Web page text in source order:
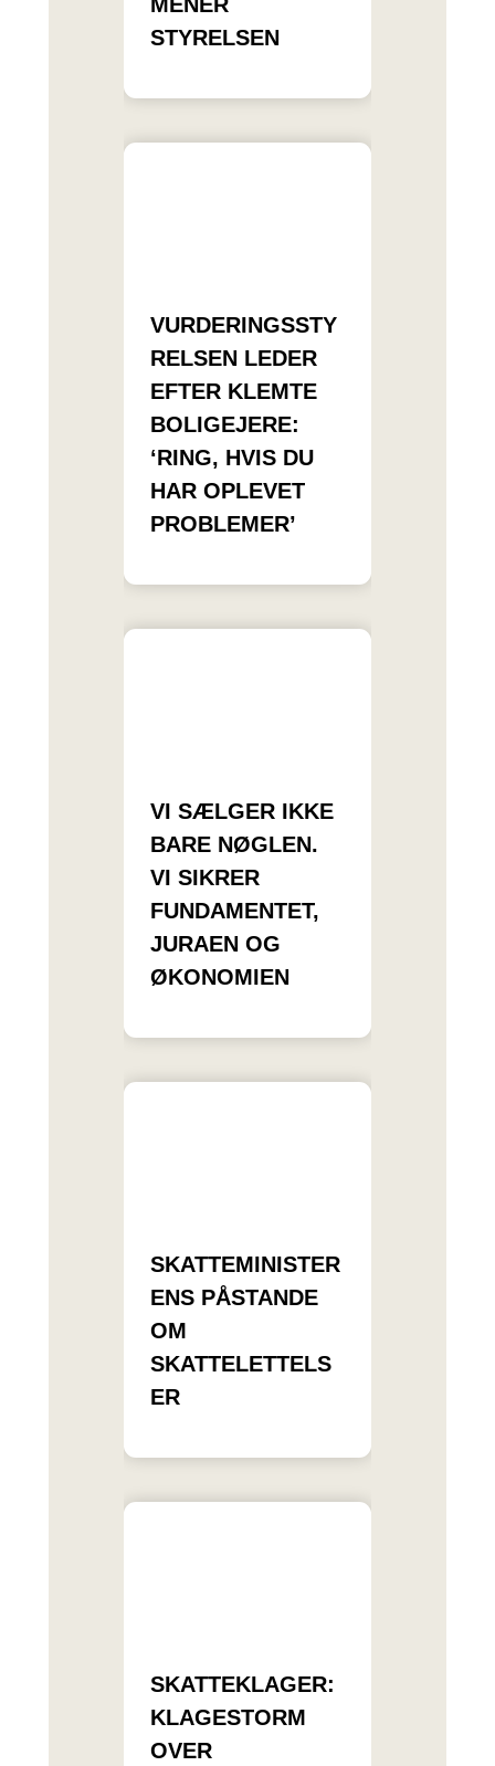
STYRELSEN
VURDERINGSSTY
RELSEN LEDER
EFTER KLEMTE
BOLIGEJERE:
‘RING, HVIS DU
HAR OPLEVET
PROBLEMER’
VI SÆLGER IKKE
BARE NØGLEN.
VI SIKRER
FUNDAMENTET,
JURAEN OG
ØKONOMIEN
SKATTEMINISTER
ENS PÅSTANDE
OM
SKATTELETTELS
ER
SKATTEKLAGER:
KLAGESTORM
OVER